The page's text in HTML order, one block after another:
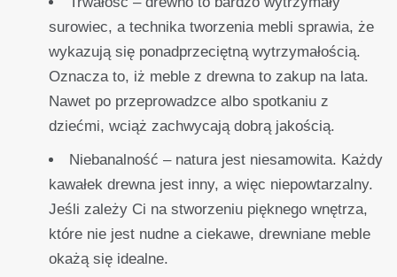
surowiec, a technika tworzenia mebli sprawia, że
wykazują się ponadprzeciętną wytrzymałością.
Oznacza to, iż meble z drewna to zakup na lata.
Nawet po przeprowadzce albo spotkaniu z
dziećmi, wciąż zachwycają dobrą jakością.
Niebanalność – natura jest niesamowita. Każdy
kawałek drewna jest inny, a więc niepowtarzalny.
Jeśli zależy Ci na stworzeniu pięknego wnętrza,
które nie jest nudne a ciekawe, drewniane meble
okażą się idealne.